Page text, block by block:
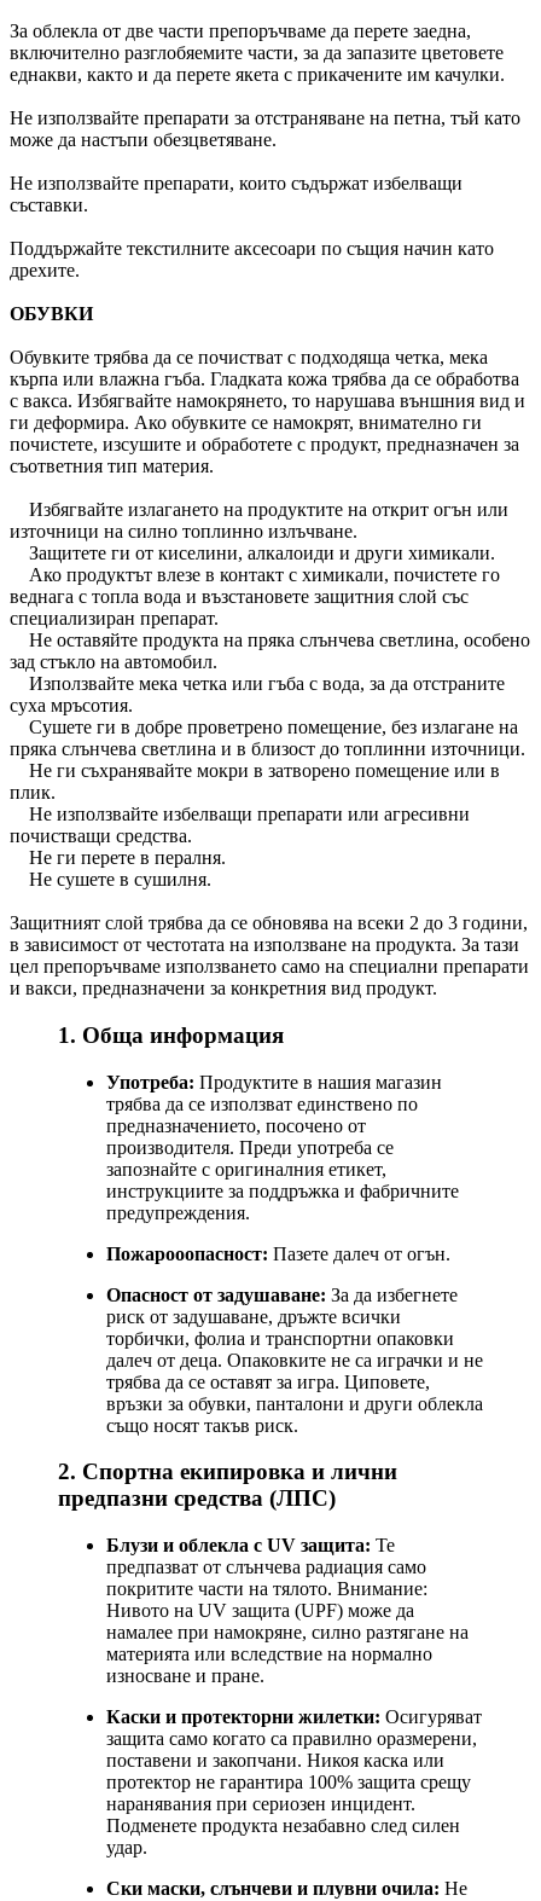
За облекла от две части препоръчваме да перете заедна,
включително разглобяемите части, за да запазите цветовете
еднакви, както и да перете якета с прикачените им качулки.
Не използвайте препарати за отстраняване на петна, тъй като
може да настъпи обезцветяване.
Не използвайте препарати, които съдържат избелващи
съставки.
Поддържайте текстилните аксесоари по същия начин като
дрехите.
ОБУВКИ
Обувките трябва да се почистват с подходяща четка, мека
кърпа или влажна гъба. Гладката кожа трябва да се обработва
с вакса. Избягвайте намокрянето, то нарушава външния вид и
ги деформира. Ако обувките се намокрят, внимателно ги
почистете, изсушите и обработете с продукт, предназначен за
съответния тип материя.
Избягвайте излагането на продуктите на открит огън или
източници на силно топлинно излъчване.
Защитете ги от киселини, алкалоиди и други химикали.
Ако продуктът влезе в контакт с химикали, почистете го
веднага с топла вода и възстановете защитния слой със
специализиран препарат.
Не оставяйте продукта на пряка слънчева светлина, особено
зад стъкло на автомобил.
Използвайте мека четка или гъба с вода, за да отстраните
суха мръсотия.
Сушете ги в добре проветрено помещение, без излагане на
пряка слънчева светлина и в близост до топлинни източници.
Не ги съхранявайте мокри в затворено помещение или в
плик.
Не използвайте избелващи препарати или агресивни
почистващи средства.
Не ги перете в пералня.
Не сушете в сушилня.
Защитният слой трябва да се обновява на всеки 2 до 3 години,
в зависимост от честотата на използване на продукта. За тази
цел препоръчваме използването само на специални препарати
и вакси, предназначени за конкретния вид продукт.
1. Обща информация
Употреба: Продуктите в нашия магазин
трябва да се използват единствено по
предназначението, посочено от
производителя. Преди употреба се
запознайте с оригиналния етикет,
инструкциите за поддръжка и фабричните
предупреждения.
Пожарооопасност: Пазете далеч от огън.
Опасност от задушаване: За да избегнете
риск от задушаване, дръжте всички
торбички, фолиа и транспортни опаковки
далеч от деца. Опаковките не са играчки и не
трябва да се оставят за игра. Циповете,
връзки за обувки, панталони и други облекла
също носят такъв риск.
2. Спортна екипировка и лични
предпазни средства (ЛПС)
Блузи и облекла с UV защита: Те
предпазват от слънчева радиация само
покритите части на тялото. Внимание:
Нивото на UV защита (UPF) може да
намалее при намокряне, силно разтягане на
материята или вследствие на нормално
износване и пране.
Каски и протекторни жилетки: Осигуряват
защита само когато са правилно оразмерени,
поставени и закопчани. Никоя каска или
протектор не гарантира 100% защита срещу
наранявания при сериозен инцидент.
Подменете продукта незабавно след силен
удар.
Ски маски, слънчеви и плувни очила: Не